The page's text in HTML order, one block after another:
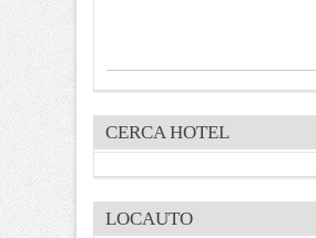
CERCA HOTEL
LOCAUTO